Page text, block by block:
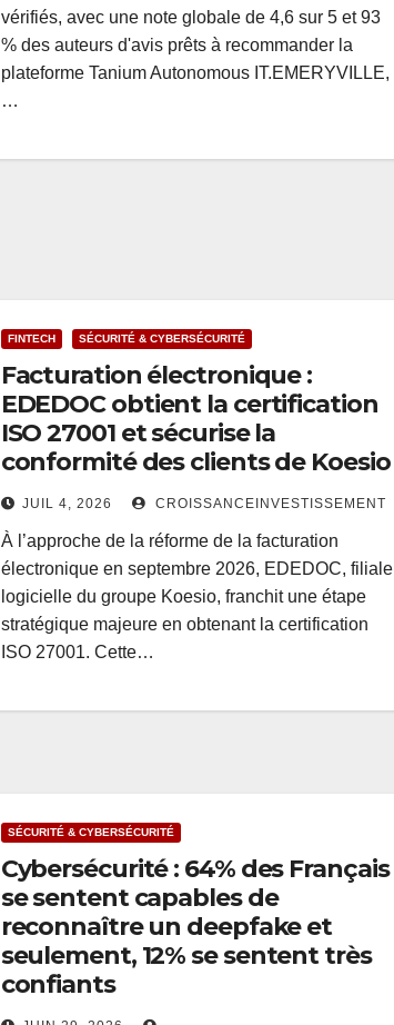
vérifiés, avec une note globale de 4,6 sur 5 et 93
% des auteurs d'avis prêts à recommander la
plateforme Tanium Autonomous IT.EMERYVILLE,
…
FINTECH SÉCURITÉ & CYBERSÉCURITÉ
Facturation électronique :
EDEDOC obtient la certification
ISO 27001 et sécurise la
conformité des clients de Koesio
JUIL 4, 2026 CROISSANCEINVESTISSEMENT
À l’approche de la réforme de la facturation
électronique en septembre 2026, EDEDOC, filiale
logicielle du groupe Koesio, franchit une étape
stratégique majeure en obtenant la certification
ISO 27001. Cette…
SÉCURITÉ & CYBERSÉCURITÉ
Cybersécurité : 64% des Français
se sentent capables de
reconnaître un deepfake et
seulement, 12% se sentent très
confiants